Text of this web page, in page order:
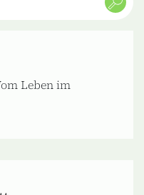
Leben im